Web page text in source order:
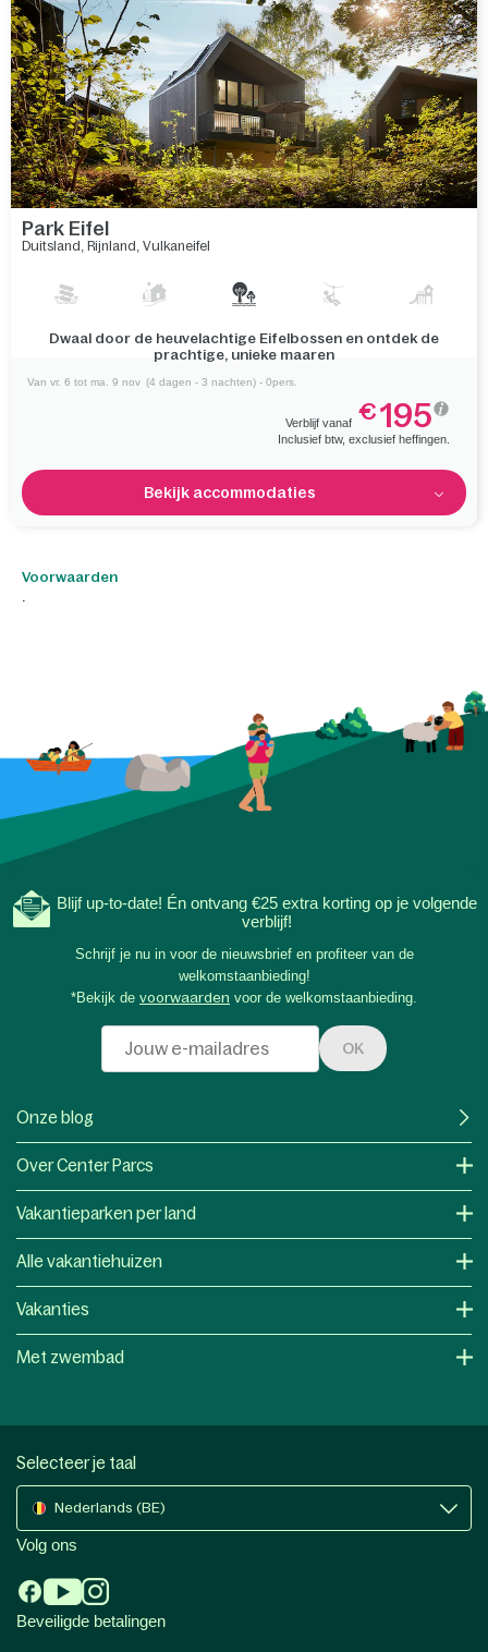
Park Eifel
Duitsland Rijnland Vulkaneifel
Dwaal door de heuvelachtige Eifelbossen en ontdek de
prachtige, unieke maaren
Van vr. 6 tot ma. 9 nov (4 dagen - 3 nachten) - 0pers.
Verblijf vanaf €195
Inclusief btw, exclusief heffingen.
Bekijk accommodaties
Voorwaarden
Blijf up-to-date! Én ontvang €25 extra korting op je volgende
verblijf!
Schrijf je nu in voor de nieuwsbrief en profiteer van de
welkomstaanbieding!
*Bekijk de voorwaarden voor de welkomstaanbieding.
OK
Onze blog
Over Center Parcs
Vakantieparken per land
Alle vakantiehuizen
Vakanties
Met zwembad
Selecteer je taal
Nederlands (BE)
Volg ons
Beveiligde betalingen